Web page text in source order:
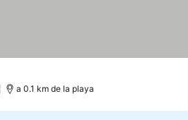
a 0.1 km de la playa